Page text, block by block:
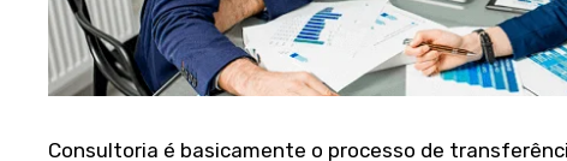
Consultoria é basicamente o processo de